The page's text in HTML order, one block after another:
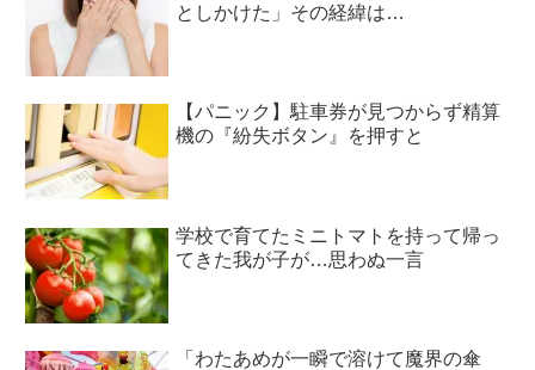
としかけた」その経緯は…
【パニック】駐車券が見つからず精算
機の『紛失ボタン』を押すと
学校で育てたミニトマトを持って帰っ
てきた我が子が…思わぬ一言
「わたあめが一瞬で溶けて魔界の傘